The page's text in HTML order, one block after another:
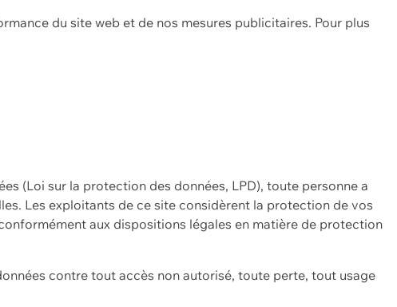
du site web et de nos mesures publicitaires. Pour plus
(Loi sur la protection des données, LPD), toute personne a
Les exploitants de ce site considèrent la protection de vos
aux dispositions légales en matière de protection
contre tout accès non autorisé, toute perte, tout usage